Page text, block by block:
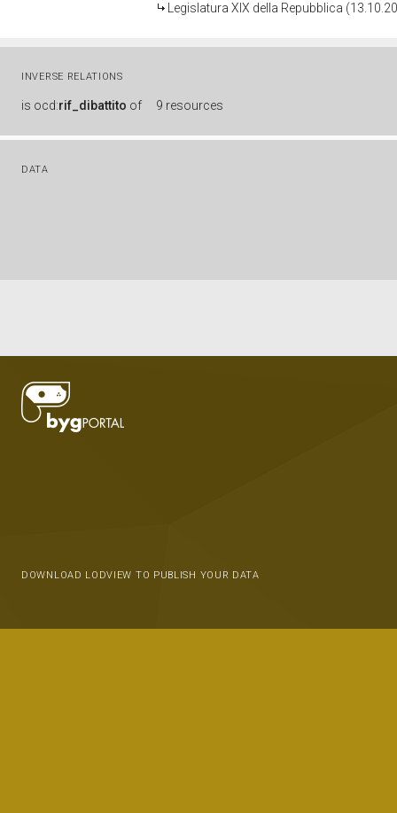
Legislatura XIX della Repubblica
INVERSE RELATIONS
is ocd:rif_dibattito of 9 resources
DATA
DOWNLOAD LODVIEW TO PUBLISH YOUR DATA